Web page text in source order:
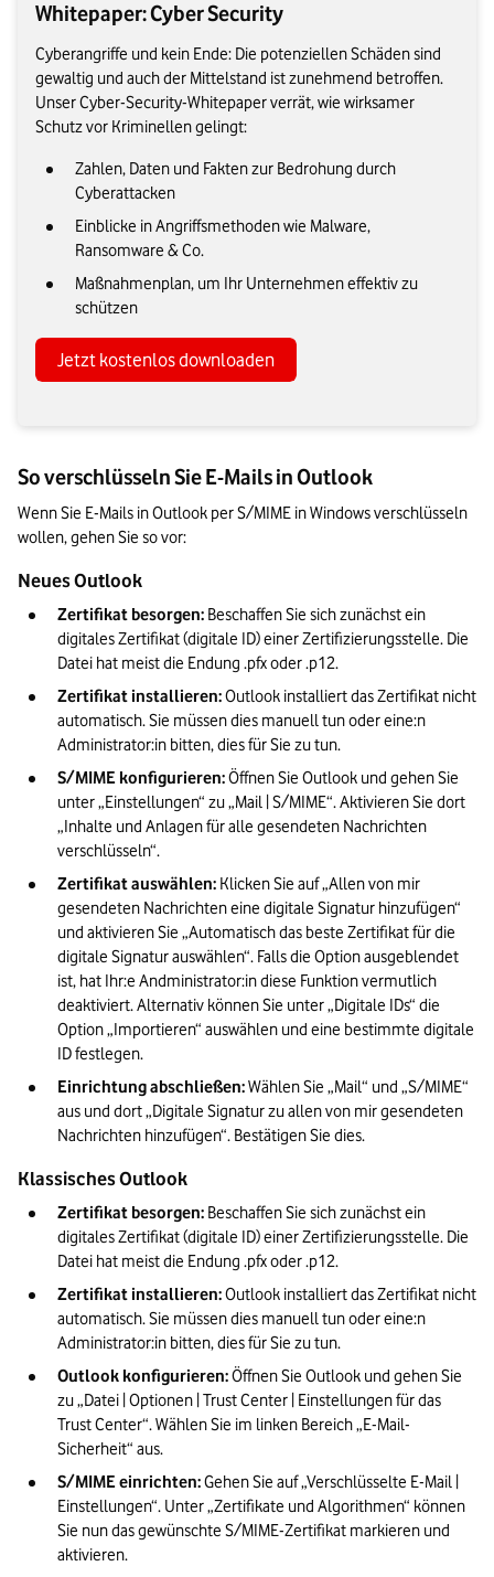
Whitepaper: Cyber Security
Cyberangriffe und kein Ende: Die potenziellen Schäden sind
gewaltig und auch der Mittelstand ist zunehmend betroffen.
Unser Cyber-Security-Whitepaper verrät, wie wirksamer
Schutz vor Kriminellen gelingt:
Zahlen, Daten und Fakten zur Bedrohung durch
Cyberattacken
Einblicke in Angriffsmethoden wie Malware,
Ransomware & Co.
Maßnahmenplan, um Ihr Unternehmen effektiv zu
schützen
Jetzt kostenlos downloaden
So verschlüsseln Sie E-Mails in Outlook
Wenn Sie E-Mails in Outlook per S/MIME in Windows verschlüsseln
wollen, gehen Sie so vor:
Neues Outlook
Zertifikat besorgen: Beschaffen Sie sich zunächst ein
digitales Zertifikat (digitale ID) einer Zertifizierungsstelle. Die
Datei hat meist die Endung .pfx oder .p12.
Zertifikat installieren: Outlook installiert das Zertifikat nicht
automatisch. Sie müssen dies manuell tun oder eine:n
Administrator:in bitten, dies für Sie zu tun.
S/MIME konfigurieren: Öffnen Sie Outlook und gehen Sie
unter „Einstellungen“ zu „Mail | S/MIME“. Aktivieren Sie dort
„Inhalte und Anlagen für alle gesendeten Nachrichten
verschlüsseln“.
Zertifikat auswählen: Klicken Sie auf „Allen von mir
gesendeten Nachrichten eine digitale Signatur hinzufügen“
und aktivieren Sie „Automatisch das beste Zertifikat für die
digitale Signatur auswählen“. Falls die Option ausgeblendet
ist, hat Ihr:e Andministrator:in diese Funktion vermutlich
deaktiviert. Alternativ können Sie unter „Digitale IDs“ die
Option „Importieren“ auswählen und eine bestimmte digitale
ID festlegen.
Einrichtung abschließen: Wählen Sie „Mail“ und „S/MIME“
aus und dort „Digitale Signatur zu allen von mir gesendeten
Nachrichten hinzufügen“. Bestätigen Sie dies.
Klassisches Outlook
Zertifikat besorgen: Beschaffen Sie sich zunächst ein
digitales Zertifikat (digitale ID) einer Zertifizierungsstelle. Die
Datei hat meist die Endung .pfx oder .p12.
Zertifikat installieren: Outlook installiert das Zertifikat nicht
automatisch. Sie müssen dies manuell tun oder eine:n
Administrator:in bitten, dies für Sie zu tun.
Outlook konfigurieren: Öffnen Sie Outlook und gehen Sie
zu „Datei | Optionen | Trust Center | Einstellungen für das
Trust Center“. Wählen Sie im linken Bereich „E-Mail-
Sicherheit“ aus.
S/MIME einrichten: Gehen Sie auf „Verschlüsselte E-Mail |
Einstellungen“. Unter „Zertifikate und Algorithmen“ können
Sie nun das gewünschte S/MIME-Zertifikat markieren und
aktivieren.